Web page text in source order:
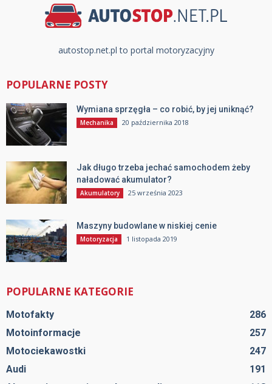
autostop.net.pl to portal motoryzacyjny
POPULARNE POSTY
Wymiana sprzęgła – co robić, by jej uniknąć?
Mechanika 20 października 2018
Jak długo trzeba jechać samochodem żeby
naładować akumulator?
Akumulatory 25 września 2023
Maszyny budowlane w niskiej cenie
Motoryzacja 1 listopada 2019
POPULARNE KATEGORIE
Motofakty
286
Motoinformacje
257
Motociekawostki
247
Audi
191